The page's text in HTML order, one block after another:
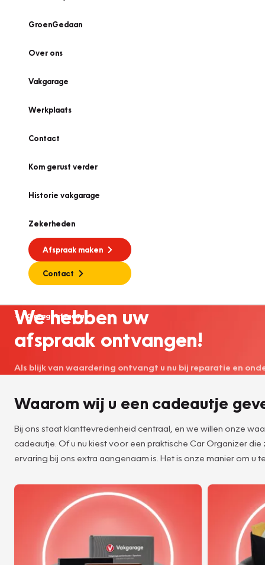
GroenGedaan
Over ons
Vakgarage
Werkplaats
Contact
Kom gerust verder
Historie vakgarage
Zekerheden
Afspraak maken
Contact
Garageafspraak
We hebben uw
afspraak ontvangen!
Als blijk van waardering ontvangt u nu bij reparatie en
Waarom wij u een cadeautje
Bij ons staat klanttevredenheid centraal, en we willen onze
cadeautje. Of u nu kiest voor een praktische Car Organizer
ervaring bij ons extra aangenaam is. Het is onze manier om